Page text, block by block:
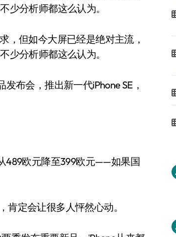
少分析师都这么认为。
，但如今大屏已经是绝对主流，
少分析师都这么认为。
布会，推出新一代iPhone SE，
489欧元降至399欧元——如果国
肯定会让很多人怦然心动。